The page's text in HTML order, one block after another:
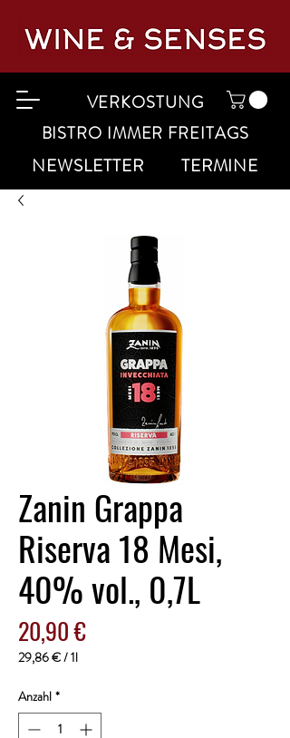
VERKOSTUNG
BISTRO IMMER FREITAGS
NEWSLETTER TERMINE
Zanin Grappa
Riserva 18 Mesi,
40% vol., 0,7L
20,90 €Preis
29,86 €/1l
pro
1
Liter
Anzahl *